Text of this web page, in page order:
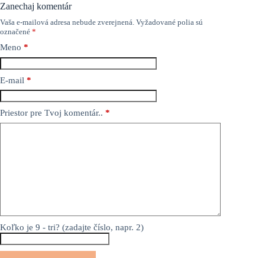
Zanechaj komentár
Vaša e-mailová adresa nebude zverejnená. Vyžadované polia sú
označené *
Meno *
E-mail *
Priestor pre Tvoj komentár.. *
Koľko je 9 - tri? (zadajte číslo, napr. 2)